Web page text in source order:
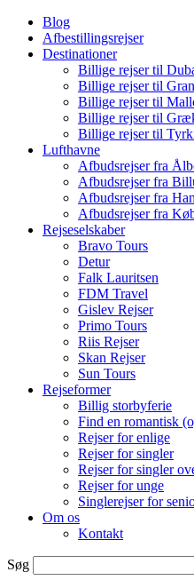
Blog
Afbestillingsrejser
Destinationer
Billige rejser til
Billige rejser til
Billige rejser til
Billige rejser til
Billige rejser til
Lufthavne
Afbudsrejser fra
Afbudsrejser fra
Afbudsrejser fra
Afbudsrejser fra
Rejseselskaber
Bravo Tours
Detur
Falk Lauritsen
FDM Travel
Gislev Rejser
Primo Tours
Riis Rejser
Skan Rejser
Sun Tours
Rejseformer
Billig storbyferie
Find en romantisk
Rejser for enlige
Rejser for singler
Rejser for singler
Rejser for unge
Singlerejser for
Om os
Kontakt
Søg